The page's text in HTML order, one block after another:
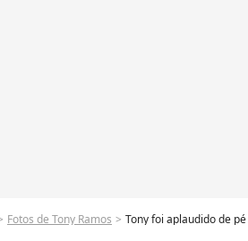
Fotos de Tony Ramos Tony foi aplaudido de